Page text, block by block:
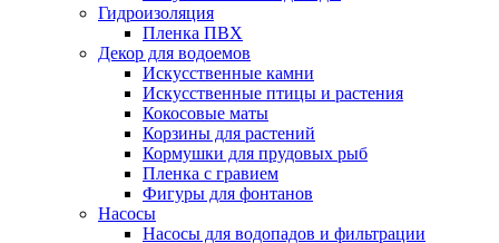
Гидроизоляция
Пленка ПВХ
Декор для водоемов
Искусственные камни
Искусственные птицы и растения
Кокосовые маты
Корзины для растений
Кормушки для прудовых рыб
Пленка с гравием
Фигуры для фонтанов
Насосы
Насосы для водопадов и фильтрации